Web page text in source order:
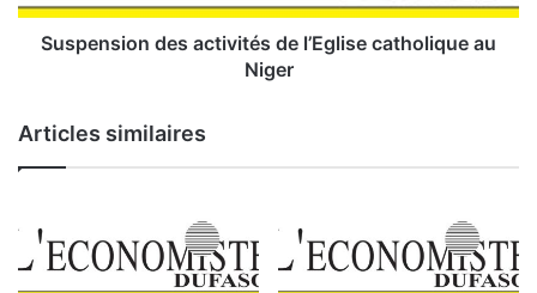
d
i
l
r
o
a
c
i
Suspension des activités de l’Eglise catholique au
Niger
Articles similaires